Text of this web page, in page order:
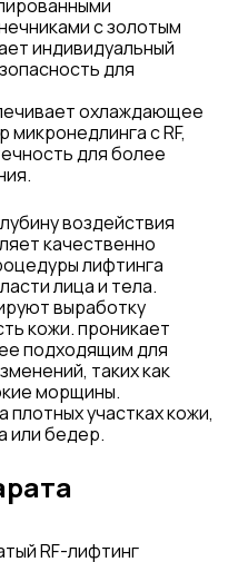
с золотым
индивидуальный
для
охлаждающее
с RF,
для более
воздействия
качественно
лифтинга
лица и тела.
выработку
кожи. проникает
подходящим для
таких как
морщины.
участках кожи,
или бедер.
RF-лифтинг